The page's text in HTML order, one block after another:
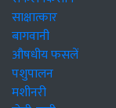
साक्षात्कार
बागवानी
औषधीय फसलें
पशुपालन
मशीनरी